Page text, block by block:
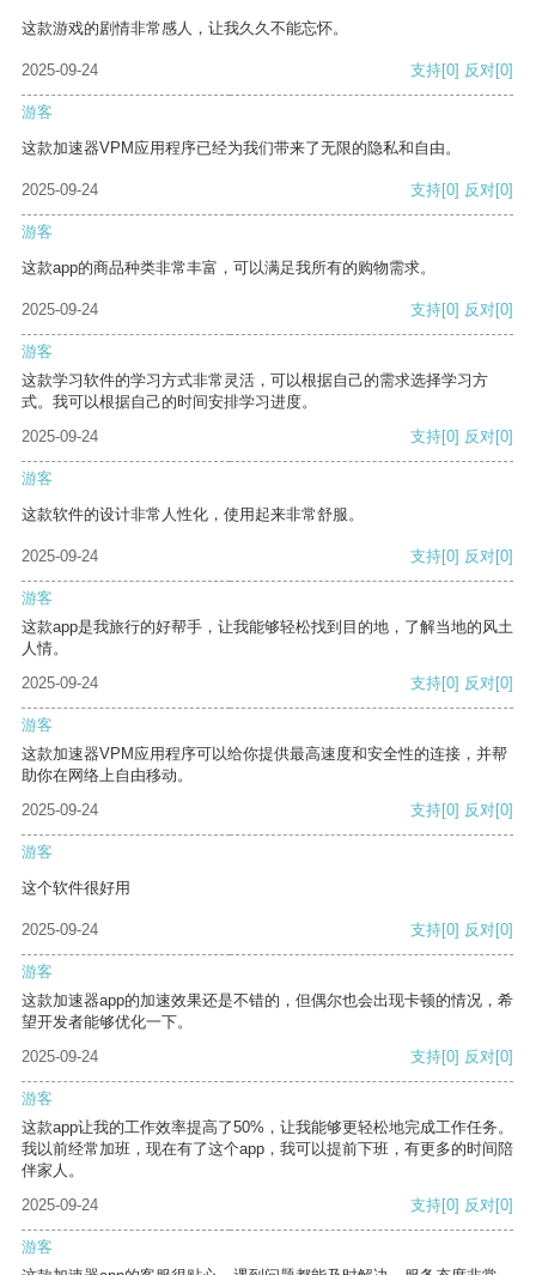
这款游戏的剧情非常感人，让我久久不能忘怀。
2025-09-24 支持[0] 反对[0]
游客
这款加速器VPM应用程序已经为我们带来了无限的隐私和自由。
2025-09-24 支持[0] 反对[0]
游客
这款app的商品种类非常丰富，可以满足我所有的购物需求。
2025-09-24 支持[0] 反对[0]
游客
这款学习软件的学习方式非常灵活，可以根据自己的需求选择学习方
式。我可以根据自己的时间安排学习进度。
2025-09-24
支持[0] 反对[0]
游客
这款软件的设计非常人性化，使用起来非常舒服。
2025-09-24 支持[0] 反对[0]
游客
这款app是我旅行的好帮手，让我能够轻松找到目的地，了解当地的风土
人情。
2025-09-24
支持[0] 反对[0]
游客
这款加速器VPM应用程序可以给你提供最高速度和安全性的连接，并帮
助你在网络上自由移动。
2025-09-24
支持[0] 反对[0]
游客
这个软件很好用
2025-09-24 支持[0] 反对[0]
游客
这款加速器app的加速效果还是不错的，但偶尔也会出现卡顿的情况，希
望开发者能够优化一下。
2025-09-24
支持[0] 反对[0]
游客
这款app让我的工作效率提高了50%，让我能够更轻松地完成工作任务。
我以前经常加班，现在有了这个app，我可以提前下班，有更多的时间陪
伴家人。
2025-09-24
支持[0] 反对[0]
游客